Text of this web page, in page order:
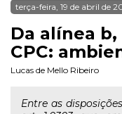
terça-feira, 19 de abril de
Da alínea
CPC:
Lucas de Mello Ribeiro
Entre as